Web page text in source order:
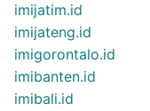
imijatim.id
imijateng.id
imigorontalo.id
imibanten.id
imibali.id